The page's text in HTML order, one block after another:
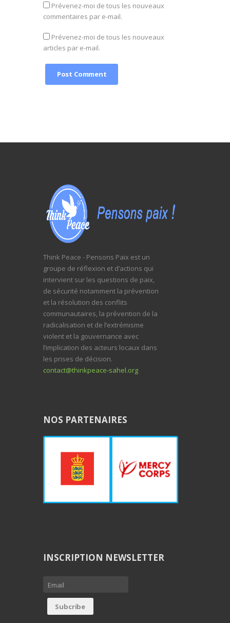
Prévenez-moi de tous les nouveaux
commentaires par e-mail.
Prévenez-moi de tous les nouveaux
articles par e-mail.
Think Peace - Pensons Paix est un
groupe de réflexion et d’actions qui
intervient sur les questions de paix,
de sécurité notamment la prévention
et la résolution des conflits
communautaires, la prévention de la
radicalisation et de l’extrémisme
violent et la gouvernance avec
l’implication des acteurs locaux dans
les prises de décision.
contact@thinkpeace-sahel.org
NOS PARTENAIRES
INSCRIPTION NEWSLETTER